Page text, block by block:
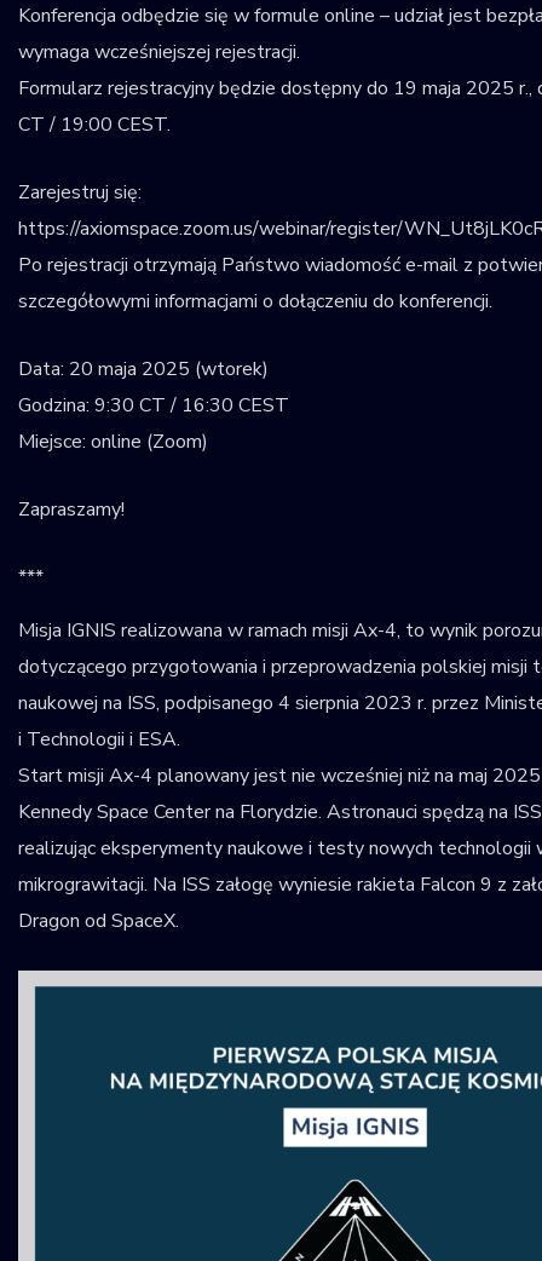
Konferencja odbędzie się w formule online – udział jest
wymaga wcześniejszej rejestracji.
Formularz rejestracyjny będzie dostępny do 19 maja 2025 r.,
CT / 19:00 CEST.
Zarejestruj się:
https://axiomspace.zoom.us/webinar/register/
Po rejestracji otrzymają Państwo wiadomość e-mail z
szczegółowymi informacjami o dołączeniu do konferencji.
Data: 20 maja 2025 (wtorek)
Godzina: 9:30 CT / 16:30 CEST
Miejsce: online (Zoom)
Zapraszamy!
***
Misja IGNIS realizowana w ramach misji Ax-4, to wynik
dotyczącego przygotowania i przeprowadzenia polskiej misji
naukowej na ISS, podpisanego 4 sierpnia 2023 r. przez
i Technologii i ESA.
Start misji Ax-4 planowany jest nie wcześniej niż na maj
Kennedy Space Center na Florydzie. Astronauci spędzą na
realizując eksperymenty naukowe i testy nowych technologii
mikrograwitacji. Na ISS załogę wyniesie rakieta Falcon 9 z
Dragon od SpaceX.